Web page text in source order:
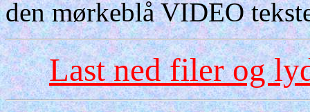
den mørkeblå VIDEO
Last ned filer og